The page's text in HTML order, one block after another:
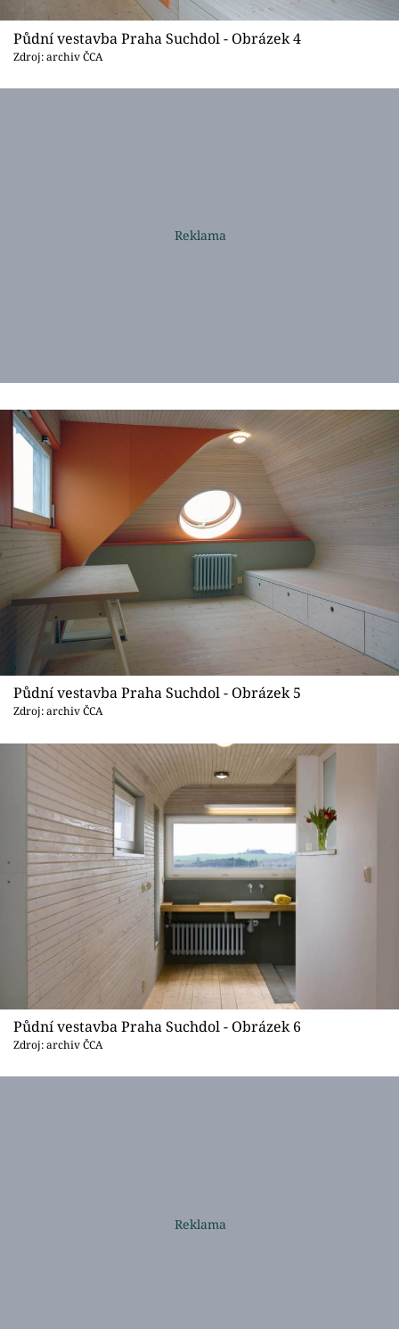
Půdní vestavba Praha Suchdol - Obrázek 4
Zdroj: archiv ČCA
Půdní vestavba Praha Suchdol - Obrázek 5
Zdroj: archiv ČCA
Půdní vestavba Praha Suchdol - Obrázek 6
Zdroj: archiv ČCA